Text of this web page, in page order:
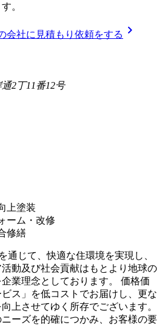
。
会社に見積もり依頼をする chevron_right
2丁11番12号
上塗装
ーム・改修
修繕
通じて、快適な住環境を実現し、
動及び社会貢献はもとより地球の
業理念としております。 価格価
ス」を低コストでお届けし、更な
上させてゆく所存でございます。
ーズを的確につかみ、お客様の要